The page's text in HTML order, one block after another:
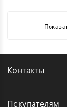
Контакты
Покупателям